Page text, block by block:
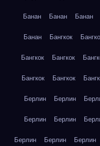
Банан Банан Банан
Банан Бангкок
Бангкок Бангкок
Бангкок Бангкок
Берлин Берлин
Берлин Берлин
Берлин Берлин Берлин